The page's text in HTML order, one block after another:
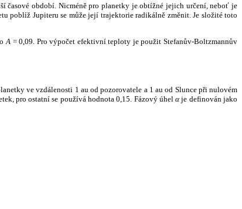
časové období. Nicméně pro planetky je obtížné jejich určení, neboť je
poblíž Jupiteru se může její trajektorie radikálně změnit. Je složité toto
A = 0,09. Pro výpočet efektivní teploty je použit Stefanův-Boltzmannův
ve vzdálenosti 1 au od pozorovatele a 1 au od Slunce při nulovém
pro ostatní se používá hodnota 0,15. Fázový úhelα je definován jako